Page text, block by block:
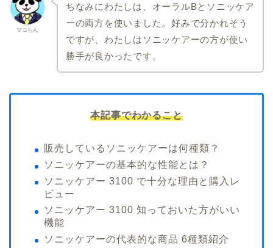
マコちん
ちなみにわたしは、オーラルBとソニッケア
ーの両方を使いました。好みで分かれそう
ですが、わたしはソニッケアーの方が使い
勝手が良かったです。
本記事でわかること
販売しているソニッケアーは何種類？
ソニッケアーの基本的な性能とは？
ソニッケアー 3100 で十分な理由と購入レ
ビュー
ソニッケアー 3100 知っておいた方がいい
機能
ソニッケアーの代表的な商品 6種類紹介